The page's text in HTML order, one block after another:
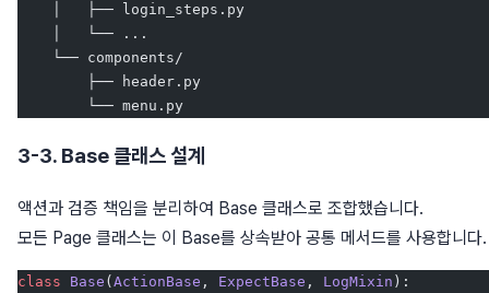
    │   ├── login_steps.py
    │   └── ...
    └── components/
        ├── header.py
        └── menu.py
3-3. Base 클래스 설계
액션과 검증 책임을 분리하여 Base 클래스로 조합했습니다.
모든 Page 클래스는 이 Base를 상속받아 공통 메서드를 사용합니다.
class Base ( ActionBase , ExpectBase , LogMixin ):